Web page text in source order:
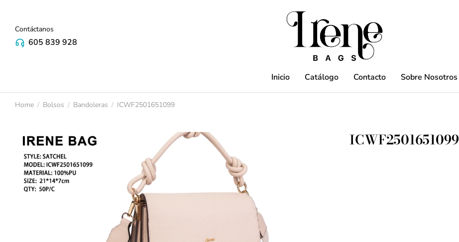
Contáctanos
605 839 928
Inicio Catálogo Contacto Sobre Nosotros
You are here:
Home Bolsos Bandoleras ICWF2501651099
ICWF2501651099